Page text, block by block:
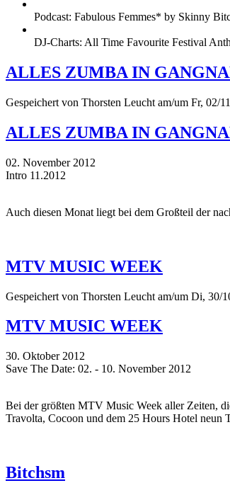
Podcast: Fabulous Femmes* by Skinny
DJ-Charts: All Time Favourite Festival
ALLES ZUMBA IN
Gespeichert von Thorsten Leucht am/um Fr, 02/
ALLES ZUMBA IN
02. November 2012
Intro 11.2012
Auch diesen Monat liegt bei dem Großteil der
MTV MUSIC WEEK
Gespeichert von Thorsten Leucht am/um Di, 30/
MTV MUSIC WEEK
30. Oktober 2012
Save The Date: 02. - 10. November 2012
Bei der größten MTV Music Week aller Zeiten,
Travolta, Cocoon und dem 25 Hours Hotel neun
Bitchsm